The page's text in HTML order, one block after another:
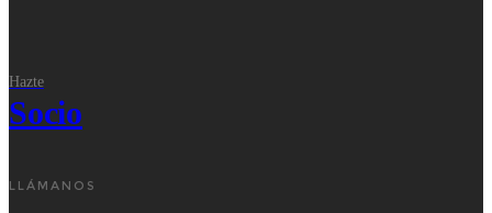
Hazte
Socio
LLÁMANOS